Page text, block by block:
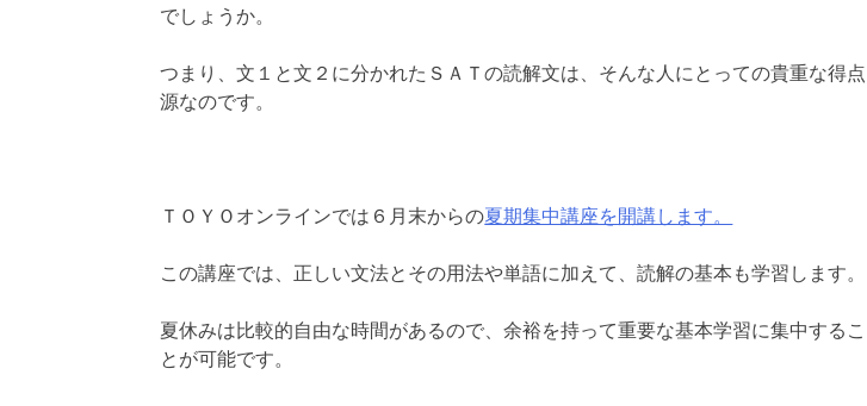
でしょうか。
つまり、文１と文２に分かれたＳＡＴの読解文は、そんな人にとっての貴重な得点
源なのです。
ＴＯＹＯオンラインでは６月末からの夏期集中講座を開講します。
この講座では、正しい文法とその用法や単語に加えて、読解の基本も学習します。
夏休みは比較的自由な時間があるので、余裕を持って重要な基本学習に集中するこ
とが可能です。